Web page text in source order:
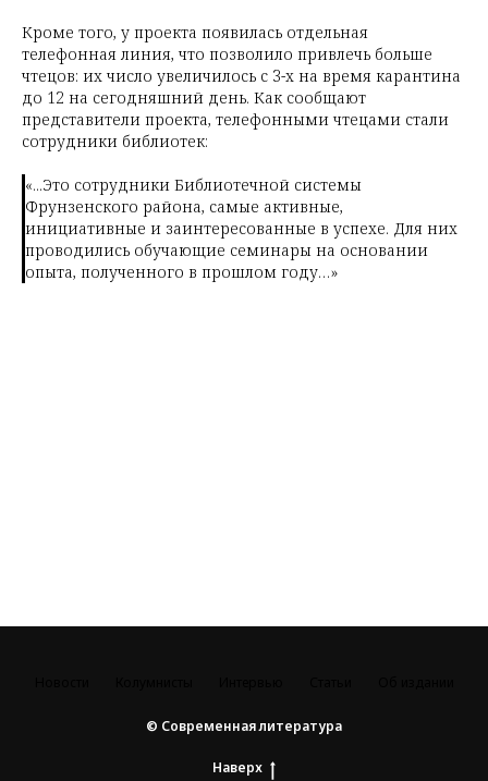
Кроме того, у проекта появилась отдельная
телефонная линия, что позволило привлечь больше
чтецов: их число увеличилось с 3-х на время карантина
до 12 на сегодняшний день. Как сообщают
представители проекта, телефонными чтецами стали
сотрудники библиотек:
«...Это сотрудники Библиотечной системы
Фрунзенского района, самые активные,
инициативные и заинтересованные в успехе. Для них
проводились обучающие семинары на основании
опыта, полученного в прошлом году…»
© Современная литература
Наверх